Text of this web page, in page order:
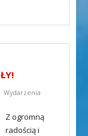
Wydarzenia
Z ogromną
radością i